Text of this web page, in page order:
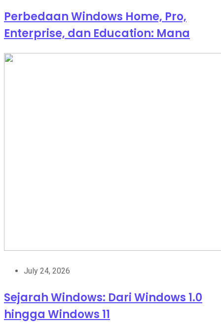
Perbedaan Windows Home, Pro,
Enterprise, dan Education: Mana
July 24, 2026
Sejarah Windows: Dari Windows 1.0
hingga Windows 11